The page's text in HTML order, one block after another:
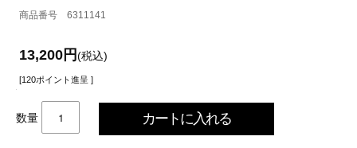
6311141
13,200円(税込)
[120ポイント進呈 ]
数量